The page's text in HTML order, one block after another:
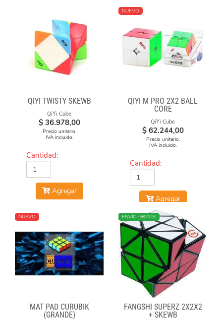
QIYI TWISTY SKEWB
QiYi Cube
$ 36.978,00
Precio unitario.
IVA incluido.
Cantidad:
Agregar
NUEVO
QIYI M PRO 2X2 BALL
CORE
QiYi Cube
$ 62.244,00
Precio unitario.
IVA incluido.
Cantidad:
Agregar
NUEVO
MAT PAD CURUBIK
(GRANDE)
NUEVO
ENVÍO GRATIS!
FANGSHI SUPERZ 2X2X2
+ SKEWB